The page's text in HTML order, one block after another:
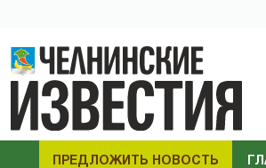
ПРЕДЛОЖИТЬ НОВОСТЬ